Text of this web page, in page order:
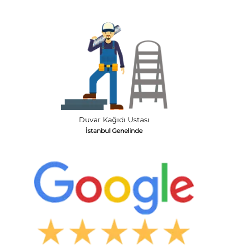
Duvar Kağıdı Ustası
İstanbul Genelinde